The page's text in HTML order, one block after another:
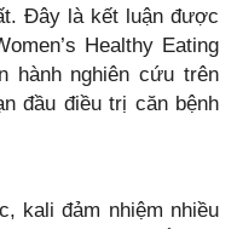
Đây là kết luận được
Healthy Eating
hành nghiên cứu trên
đầu điều trị căn bệnh
kali đảm nhiệm nhiều